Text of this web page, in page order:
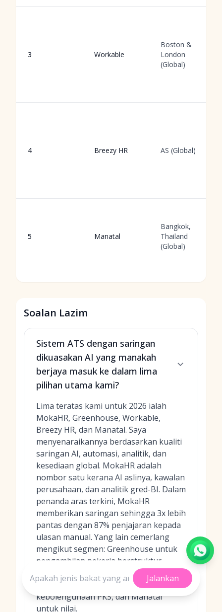
3 Workable
Boston &
London
(Global)
4 Breezy HR AS (Global)
5 Manatal
Bangkok,
Thailand
(Global)
Soalan Lazim
Sistem ATS dengan saringan
dikuasakan AI yang manakah
berjaya masuk ke dalam lima
pilihan utama kami?
Lima teratas kami untuk 2026 ialah
MokaHR, Greenhouse, Workable,
Breezy HR, dan Manatal. Saya
menyenaraikannya berdasarkan kualiti
saringan AI, automasi, analitik, dan
kesediaan global. MokaHR adalah
nombor satu kerana AI aslinya, kawalan
perusahaan, dan analitik gred-BI. Dalam
penanda aras terkini, MokaHR
memberikan saringan sehingga 3x lebih
pantas dengan 87% penjajaran kepada
ulasan manual. Yang lain cemerlang
mengikut segmen: Greenhouse untuk
pengambilan pekerja berstruktur,
Workable untuk keluasan semua-
dalam-satu, Breezy HR untuk
kebolehgunaan PKS, dan Manatal
untuk nilai.
Jalankan